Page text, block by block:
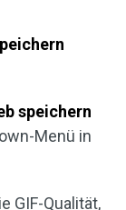
speichern
Menü in
GIF-Qualität,